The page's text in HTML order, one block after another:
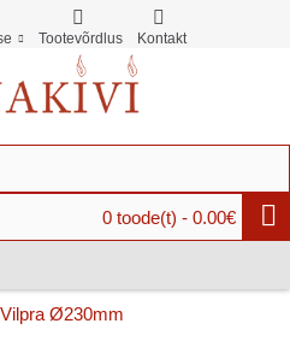
Tootevõrdlus Kontakt
0 toode(t) - 0.00€
Ø230mm